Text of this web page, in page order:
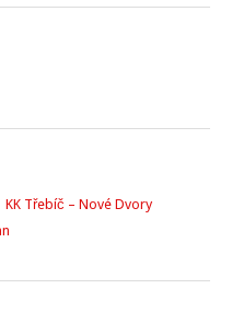
KK Třebíč – Nové Dvory